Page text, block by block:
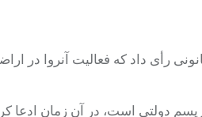
آنروا در
دولتی است، در آن زمان ادعا